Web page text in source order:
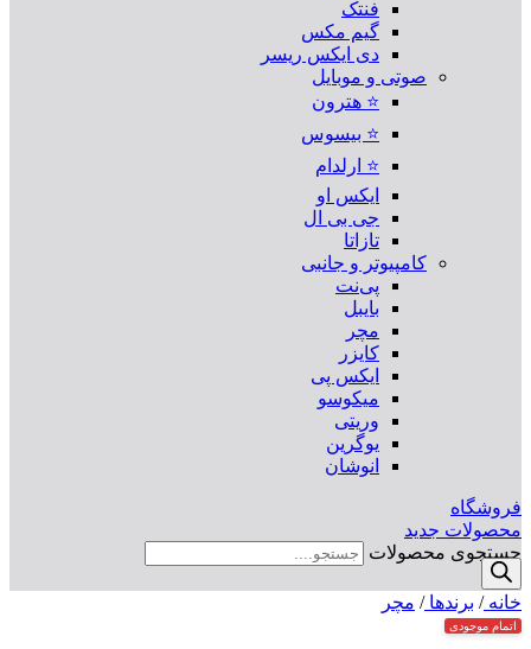
فنتک
گیم مکس
دی ایکس ریسر
صوتی و موبایل
⭐ هترون
⭐ بیسوس
⭐ ارلدام
ایکس او
جی بی ال
تازاتا
کامپیوتر و جانبی
پی‌نت
بایبل
مچر
کایزر
ایکس پی
میکوسو
وریتی
یوگرین
انوشان
فروشگاه
محصولات جدید
جستجوی محصولات
خانه/ برندها/ مچر
اتمام موجودی